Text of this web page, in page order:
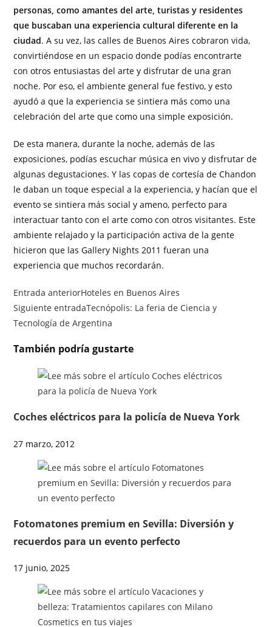
personas, como amantes del arte, turistas y residentes
que buscaban una experiencia cultural diferente en la
ciudad. A su vez, las calles de Buenos Aires cobraron vida,
convirtiéndose en un espacio donde podías encontrarte
con otros entusiastas del arte y disfrutar de una gran
noche. Por eso, el ambiente general fue festivo, y esto
ayudó a que la experiencia se sintiera más como una
celebración del arte que como una simple exposición.
De esta manera, durante la noche, además de las
exposiciones, podías escuchar música en vivo y disfrutar de
algunas degustaciones. Y las copas de cortesía de Chandon
le daban un toque especial a la experiencia, y hacían que el
evento se sintiera más social y ameno, perfecto para
interactuar tanto con el arte como con otros visitantes. Este
ambiente relajado y la participación activa de la gente
hicieron que las Gallery Nights 2011 fueran una
experiencia que muchos recordarán.
Entrada anteriorHoteles en Buenos Aires
Siguiente entradaTecnópolis: La feria de Ciencia y
Tecnología de Argentina
También podría gustarte
Coches eléctricos para la policía de Nueva York
27 marzo, 2012
Fotomatones premium en Sevilla: Diversión y
recuerdos para un evento perfecto
17 junio, 2025